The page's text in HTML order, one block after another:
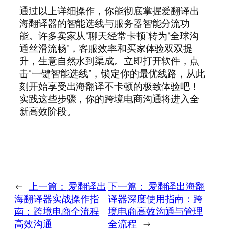
通过以上详细操作，你能彻底掌握爱翻译出
海翻译器的智能选线与服务器智能分流功
能。许多卖家从“聊天经常卡顿”转为“全球沟
通丝滑流畅”，客服效率和买家体验双双提
升，生意自然水到渠成。立即打开软件，点
击“一键智能选线”，锁定你的最优线路，从此
刻开始享受出海翻译不卡顿的极致体验吧！
实践这些步骤，你的跨境电商沟通将进入全
新高效阶段。
← 上一篇： 爱翻译出
海翻译器实战操作指
南：跨境电商全流程
高效沟通
下一篇： 爱翻译出海翻
译器深度使用指南：跨
境电商高效沟通与管理
全流程 →